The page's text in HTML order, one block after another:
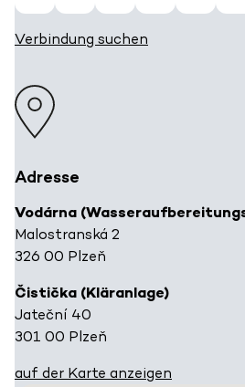
Verbindung suchen
Adresse
Vodárna
Malostranská 2
326 00 Plzeň
Čistička (Kläranlage)
Jateční 40
301 00 Plzeň
auf der Karte anzeigen